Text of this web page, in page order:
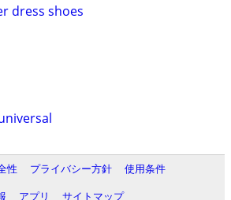
dress shoes
性 プライバシー方針
使用条件
アプリ サイトマップ